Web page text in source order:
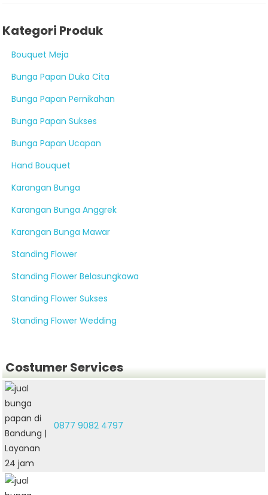
Kategori Produk
Bouquet Meja
Bunga Papan Duka Cita
Bunga Papan Pernikahan
Bunga Papan Sukses
Bunga Papan Ucapan
Hand Bouquet
Karangan Bunga
Karangan Bunga Anggrek
Karangan Bunga Mawar
Standing Flower
Standing Flower Belasungkawa
Standing Flower Sukses
Standing Flower Wedding
Costumer Services
0877 9082 4797